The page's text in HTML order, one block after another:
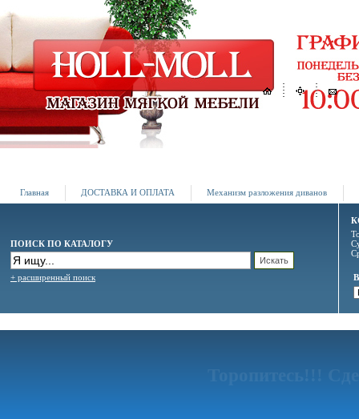
Главная ДОСТАВКА И ОПЛАТА Механизм разложения диванов
ПОИСК ПО КАТАЛОГУ
+ расширенный поиск